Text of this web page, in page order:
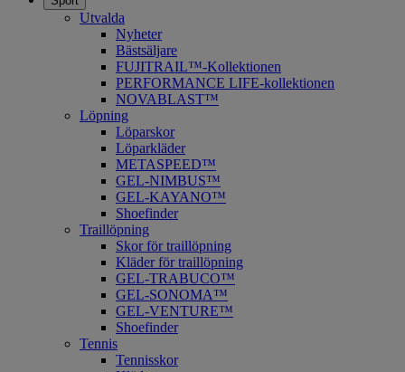
Utvalda
Nyheter
Bästsäljare
FUJITRAIL™-Kollektionen
PERFORMANCE LIFE-kollektionen
NOVABLAST™
Löpning
Löparskor
Löparkläder
METASPEED™
​GEL-NIMBUS™
GEL-KAYANO™
Shoefinder
Traillöpning
Skor för traillöpning
Kläder för traillöpning
GEL-TRABUCO™
GEL-SONOMA™
GEL-VENTURE™
Shoefinder
Tennis
Tennisskor